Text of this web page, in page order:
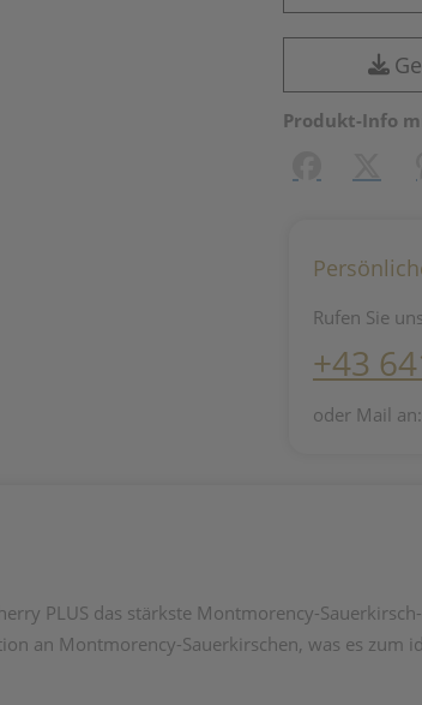
Produkt-Info
Rufen Sie
+43
oder Mail an:
PLUS das stärkste Montmorency-
an Montmorency-Sauerkirschen, was es zum